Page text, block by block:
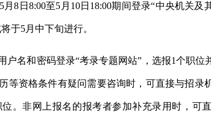
8日8:00至5月10日18:00期间登录“中央机关及
于5月中下旬进行。
户名和密码登录“考录专题网站”，选报1个职位
等资格条件有疑问需要咨询时，可直接与招录
。非网上报名的报考者参加补充录用时，可